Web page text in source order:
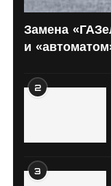
Замена
и
2
3